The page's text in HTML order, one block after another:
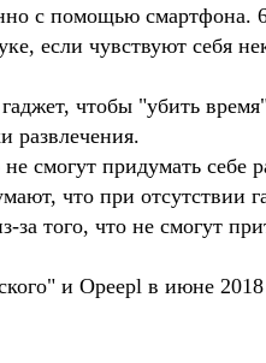
с помощью смартфона.
если чувствуют себя
чтобы "убить
развлечения.
смогут придумать себе
что при отсутствии
того, что не смогут
и Opeepl в июне